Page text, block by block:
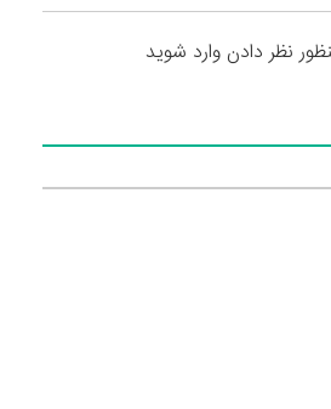
نظر دادن وارد شوید